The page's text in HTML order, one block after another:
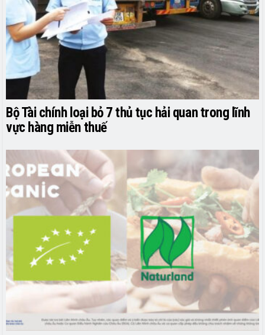
Bộ Tài chính loại bỏ 7 thủ tục hải quan trong lĩnh
vực hàng miễn thuế